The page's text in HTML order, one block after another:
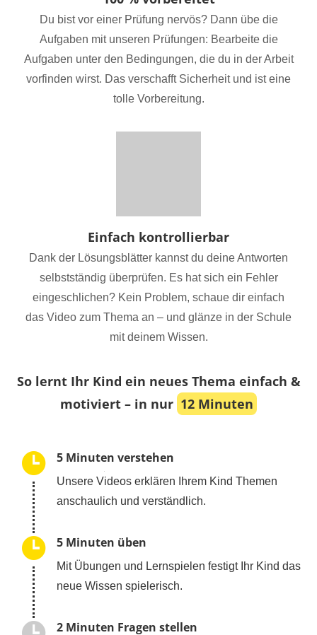
Du bist vor einer Prüfung nervös? Dann übe die
Aufgaben mit unseren Prüfungen: Bearbeite die
Aufgaben unter den Bedingungen, die du in der Arbeit
vorfinden wirst. Das verschafft Sicherheit und ist eine
tolle Vorbereitung.
Einfach kontrollierbar
Dank der Lösungsblätter kannst du deine Antworten
selbstständig überprüfen. Es hat sich ein Fehler
eingeschlichen? Kein Problem, schaue dir einfach
das Video zum Thema an – und glänze in der Schule
mit deinem Wissen.
So lernt Ihr Kind ein neues Thema einfach &
motiviert – in nur 12 Minuten
5 Minuten verstehen
Unsere Videos erklären Ihrem Kind Themen
anschaulich und verständlich.
5 Minuten üben
Mit Übungen und Lernspielen festigt Ihr Kind das
neue Wissen spielerisch.
2 Minuten Fragen stellen